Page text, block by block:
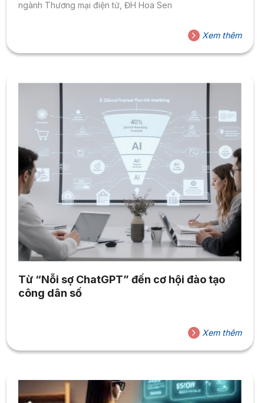
ngành Thương mại điện tử, ĐH Hoa Sen
Xem thêm
Từ “Nỗi sợ ChatGPT” đến cơ hội đào tạo
công dân số
Xem thêm